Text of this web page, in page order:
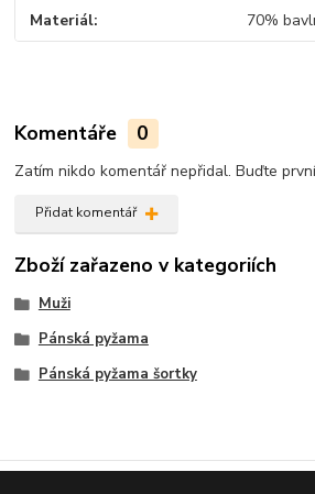
Materiál 70%
Komentáře 0
Zatím nikdo komentář nepřidal. Buďte
Přidat komentář
Zboží zařazeno v kategoriích
Muži
Pánská pyžama
Pánská pyžama šortky